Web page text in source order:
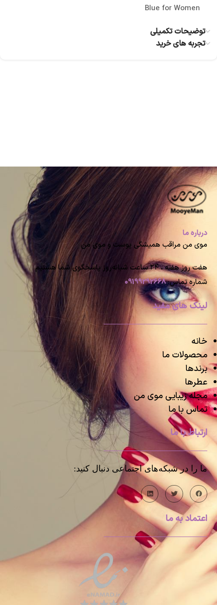
Blue for Women
توضیحات تکمیلی
تجربه های خرید
درباره ما
موی من مراقب همیشگی پوست و موی من
هفت روز هفته ، ۲۴ ساعت شبانه‌روز پاسخگوی شما هستیم
شماره تماس:09199292668
لینک های مفید
خانه
محصولات ما
برندها
عطرها
مجله زیبایی موی من
تماس با ما
ارتباط با ما
ما را در شبکه‌های اجتماعی دنبال کنید:
اعتماد به ما